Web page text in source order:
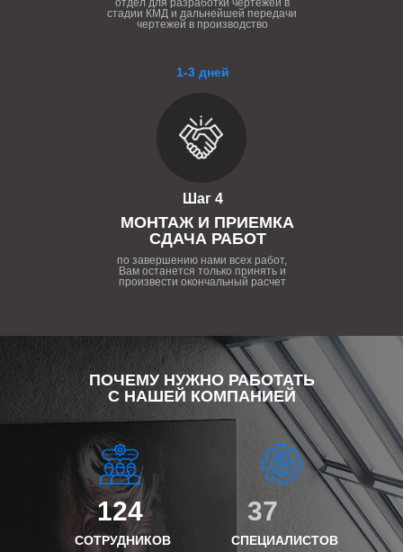
1-3 дней
Шаг 4
МОНТАЖ И ПРИЕМКА
СДАЧА РАБОТ
по завершению нами всех работ,
Вам останется только принять и
произвести окончальный расчет
отдел для разработки чертежей в
стадии КМД и дальнейшей передачи
чертежей в производство
ПОЧЕМУ НУЖНО РАБОТАТЬ
С НАШЕЙ КОМПАНИЕЙ
124
СОТРУДНИКОВ
37
СПЕЦИАЛИСТОВ